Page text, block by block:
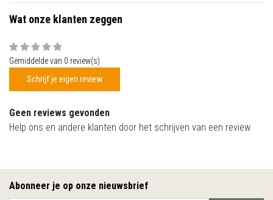
Wat onze klanten zeggen
Gemiddelde van 0 review(s)
Schrijf je eigen review
Geen reviews gevonden
Help ons en andere klanten door het schrijven van een review
Abonneer je op onze nieuwsbrief